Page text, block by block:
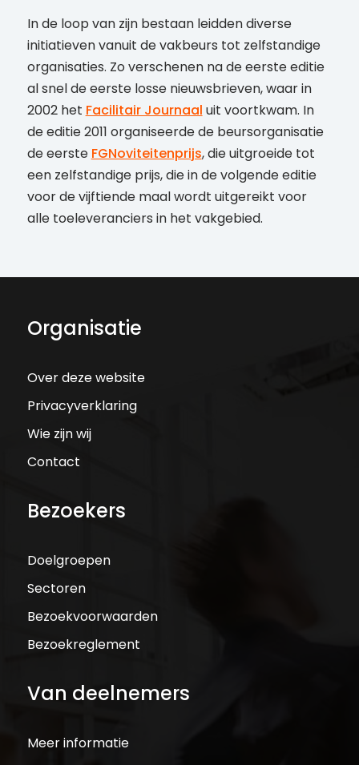
In de loop van zijn bestaan leidden diverse
initiatieven vanuit de vakbeurs tot zelfstandige
organisaties. Zo verschenen na de eerste editie
al snel de eerste losse nieuwsbrieven, waar in
2002 het Facilitair Journaal uit voortkwam. In
de editie 2011 organiseerde de beursorganisatie
de eerste FGNoviteitenprijs, die uitgroeide tot
een zelfstandige prijs, die in de volgende editie
voor de vijftiende maal wordt uitgereikt voor
alle toeleveranciers in het vakgebied.
Organisatie
Over deze website
Privacyverklaring
Wie zijn wij
Contact
Bezoekers
Doelgroepen
Sectoren
Bezoekvoorwaarden
Bezoekreglement
Van deelnemers
Meer informatie